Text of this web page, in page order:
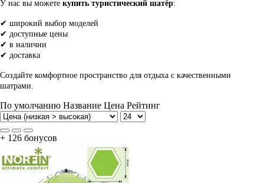
У нас вы можете купить туристический шатёр:
✔ широкий выбор моделей
✔ доступные цены
✔ в наличии
✔ доставка
Создайте комфортное пространство для отдыха с качественными
шатрами.
По умолчанию Название Цена Рейтинг
+ 126 бонусов